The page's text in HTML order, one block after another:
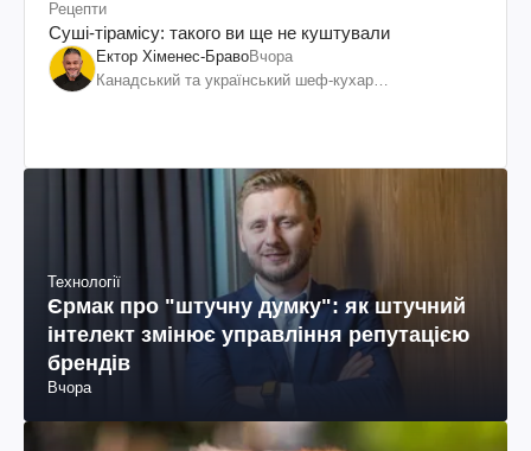
Рецепти
Суші-тірамісу: такого ви ще не куштували
Ектор Хіменес-БравоВчора
Канадський та український шеф-кухар
Технології
Єрмак про "штучну думку": як штучний
інтелект змінює управління репутацією
брендів
Вчора